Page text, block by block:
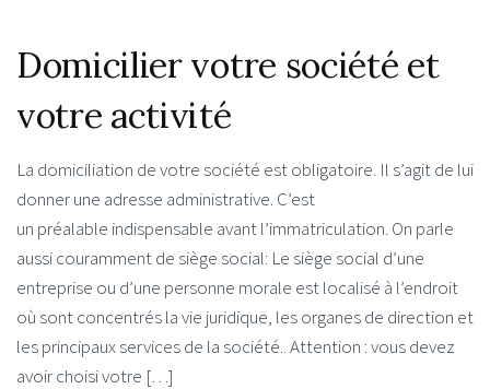
Domicilier votre société et
votre activité
La domiciliation de votre société est obligatoire. Il s’agit de lui
donner une adresse administrative. C’est
un préalable indispensable avant l’immatriculation. On parle
aussi couramment de siège social: Le siège social d’une
entreprise ou d’une personne morale est localisé à l’endroit
où sont concentrés la vie juridique, les organes de direction et
les principaux services de la société.. Attention : vous devez
avoir choisi votre […]